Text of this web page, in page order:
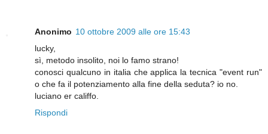
Anonimo 10 ottobre 2009 alle ore 15:43
lucky,
sì, metodo insolito, noi lo famo strano!
conosci qualcuno in italia che applica la tecnica "event run"
o che fa il potenziamento alla fine della seduta? io no.
luciano er califfo.
Rispondi